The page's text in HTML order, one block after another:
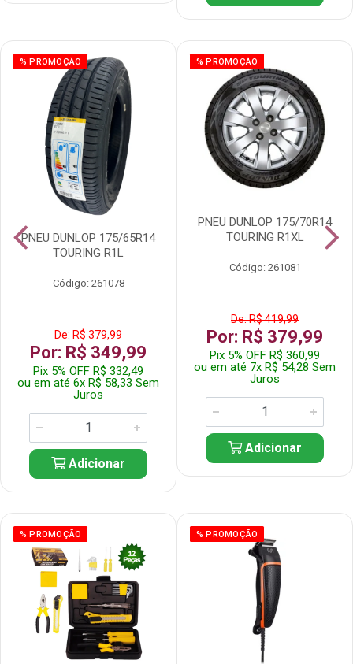
% PROMOÇÃO
PNEU DUNLOP 175/65R14
TOURING R1L
Código: 261078
De: R$ 379,99
Por: R$ 349,99
Pix 5% OFF R$ 332,49
ou em até 6x R$ 58,33 Sem
Juros
Adicionar
% PROMOÇÃO
PNEU DUNLOP 175/70R14
TOURING R1XL
Código: 261081
De: R$ 419,99
Por: R$ 379,99
Pix 5% OFF R$ 360,99
ou em até 7x R$ 54,28 Sem
Juros
Adicionar
% PROMOÇÃO % PROMOÇÃO